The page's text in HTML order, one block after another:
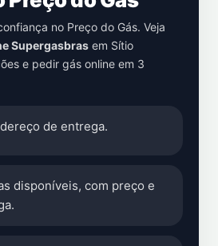
no Preço do Gás. Veja
Supergasbras em Sítio
e pedir gás online em 3
de entrega.
disponíveis, com preço e